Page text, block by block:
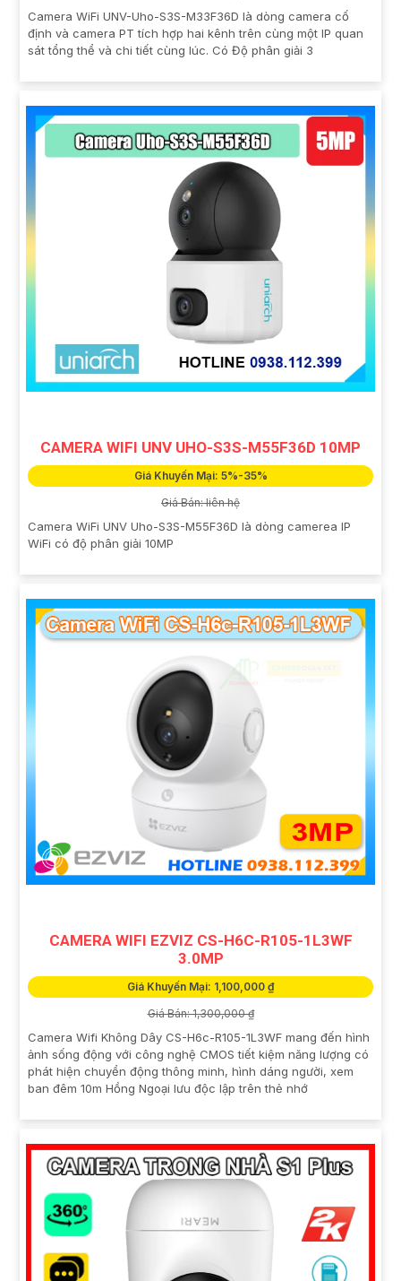
Camera WiFi UNV-Uho-S3S-M33F36D là dòng camera cố
định và camera PT tích hợp hai kênh trên cùng một IP quan
sát tổng thể và chi tiết cùng lúc. Có Độ phân giải 3
CAMERA WIFI UNV UHO-S3S-M55F36D 10MP
Giá Khuyến Mại: 5%-35%
Giá Bán: liên hệ
Camera WiFi UNV Uho-S3S-M55F36D là dòng camerea IP
WiFi có độ phân giải 10MP
CAMERA WIFI EZVIZ CS-H6C-R105-1L3WF
3.0MP
Giá Khuyến Mại: 1,100,000 ₫
Giá Bán: 1,300,000 ₫
Camera Wifi Không Dây CS-H6c-R105-1L3WF mang đến hình
ảnh sống động với công nghệ CMOS tiết kiệm năng lượng có
phát hiện chuyển động thông minh, hình dáng người, xem
ban đêm 10m Hồng Ngoại lưu độc lập trên thẻ nhớ